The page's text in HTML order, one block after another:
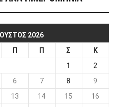
2026
Π Π Σ
Κ
1
2
6 7 8
9
13 14 15
16